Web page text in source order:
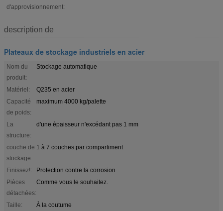
d'approvisionnement:
description de
Plateaux de stockage industriels en acier
Nom du
produit:
Stockage automatique
Matériel:
Q235 en acier
Capacité
de poids:
maximum 4000 kg/palette
La
structure:
d'une épaisseur n'excédant pas 1 mm
couche de
stockage:
1 à 7 couches par compartiment
Finissez!:
Protection contre la corrosion
Pièces
détachées:
Comme vous le souhaitez.
Taille:
À la coutume